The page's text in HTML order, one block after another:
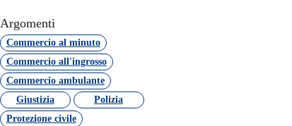
Argomenti
Commercio al minuto
Commercio all'ingrosso
Commercio ambulante
Giustizia
Polizia
Protezione civile